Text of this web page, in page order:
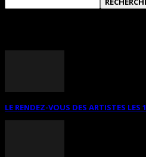
LE RENDEZ-VOUS DES ARTISTES